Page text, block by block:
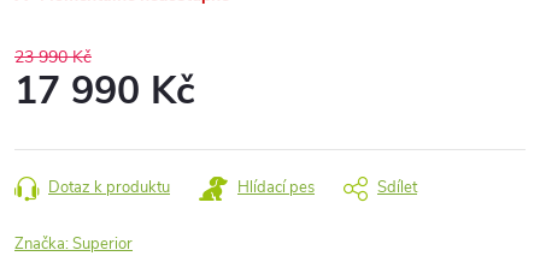
23 990 Kč
17 990 Kč
cena:
Dotaz k produktu Hlídací pes Sdílet
Značka:Superior